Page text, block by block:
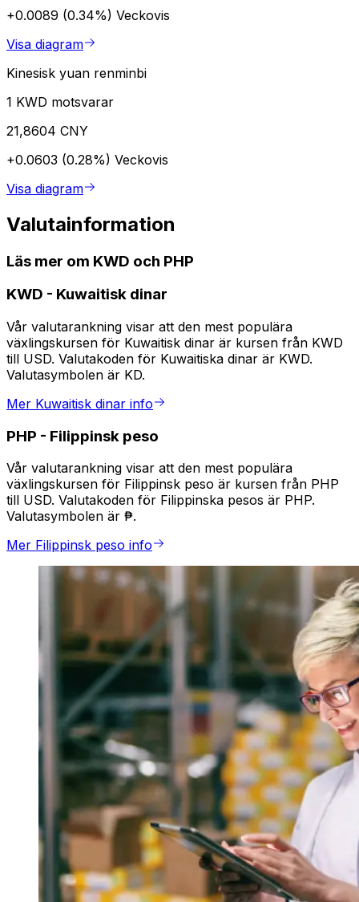
+0.0089 (0.34%) Veckovis
Visa diagram
Kinesisk yuan renminbi
1 KWD motsvarar
21,8604 CNY
+0.0603 (0.28%) Veckovis
Visa diagram
Valutainformation
Läs mer om KWD och PHP
KWD - Kuwaitisk dinar
Vår valutarankning visar att den mest populära
växlingskursen för Kuwaitisk dinar är kursen från KWD
till USD. Valutakoden för Kuwaitiska dinar är KWD.
Valutasymbolen är KD.
Mer Kuwaitisk dinar info
PHP - Filippinsk peso
Vår valutarankning visar att den mest populära
växlingskursen för Filippinsk peso är kursen från PHP
till USD. Valutakoden för Filippinska pesos är PHP.
Valutasymbolen är ₱.
Mer Filippinsk peso info